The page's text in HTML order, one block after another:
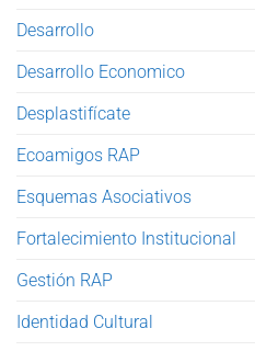
Desarrollo
Desarrollo Economico
Desplastifícate
Ecoamigos RAP
Esquemas Asociativos
Fortalecimiento Institucional
Gestión RAP
Identidad Cultural